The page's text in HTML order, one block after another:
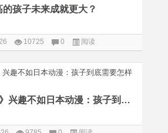
的孩子未来成就更大？
10725 0 阅读
儿子对《复联4》兴趣不如日本动漫：孩子到底需要怎样的英雄主义